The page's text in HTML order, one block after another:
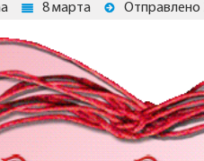
8 марта Отправлено